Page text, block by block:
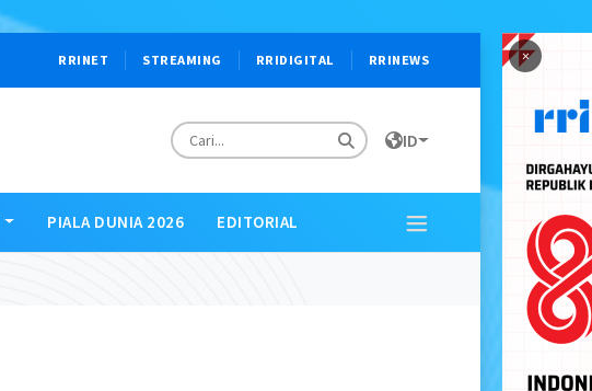
×
RRINET STREAMING RRIDIGITAL RRINEWS
ID
PIALA DUNIA 2026 EDITORIAL